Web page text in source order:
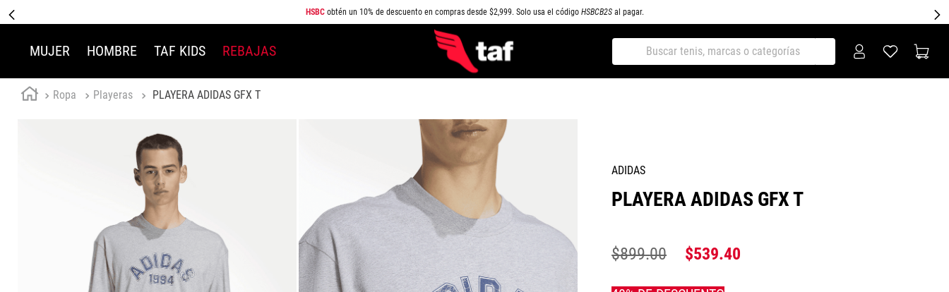
HSBCobtén un 10% de descuento en compras desde $2,999. Solo usa el código HSBCB2Sal pagar.
MUJER HOMBRE TAF KIDS REBAJAS Buscar tenis, marcas o categorías
Ropa Playeras PLAYERA ADIDAS GFX T
ADIDAS
PLAYERA ADIDAS GFX T
$539.40
$899.00
TÉRMINOS MÁS BUSCADOS
SAMBA
AIR FORCE 1
JORDAN
5 SPEZIAL
SPEEDCAT
AIR MAX